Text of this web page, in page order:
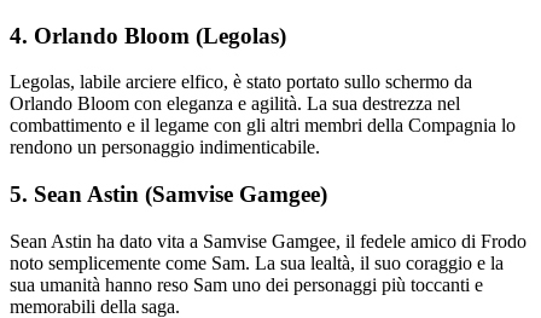
4. Orlando Bloom (Legolas)
Legolas, labile arciere elfico, è stato portato sullo schermo da
Orlando Bloom con eleganza e agilità. La sua destrezza nel
combattimento e il legame con gli altri membri della Compagnia lo
rendono un personaggio indimenticabile.
5. Sean Astin (Samvise Gamgee)
Sean Astin ha dato vita a Samvise Gamgee, il fedele amico di Frodo
noto semplicemente come Sam. La sua lealtà, il suo coraggio e la
sua umanità hanno reso Sam uno dei personaggi più toccanti e
memorabili della saga.